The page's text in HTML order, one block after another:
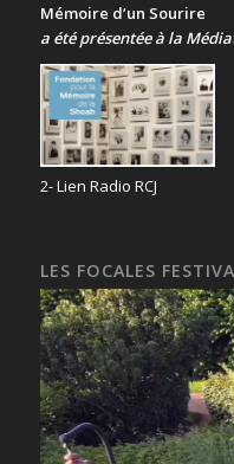
Mémoire d’un Sourire
a été présentéeà la
2- Lien Radio RCJ
LES FOCALES